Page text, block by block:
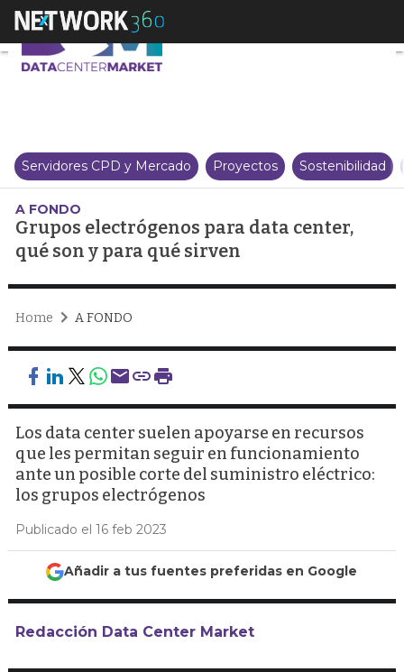
Grupos electrógenos para data
Servidores CPD y Mercado Proyectos Sostenibilidad
A FONDO
Grupos electrógenos para data center,
qué son y para qué sirven
Home A FONDO
Los data center suelen apoyarse en recursos
que les permitan seguir en funcionamiento
ante un posible corte del suministro eléctrico:
los grupos electrógenos
Publicado el 16 feb 2023
Añadir a tus fuentes preferidas en Google
Redacción Data Center Market